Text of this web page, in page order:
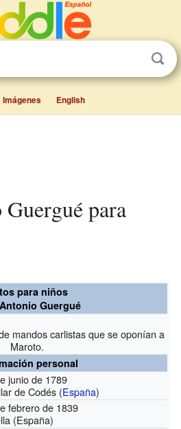
Imágenes English
para niños
Guergué
mandos carlistas que se oponían a
Maroto.
personal
junio de 1789
de Codés (España)
febrero de 1839
(España)